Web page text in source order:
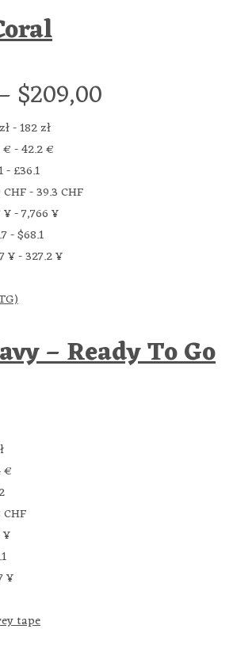
$209,00
-182 zł
€-42.2 €
-£36.1
CHF-39.3 CHF
¥-7,766 ¥
-$68.1
¥-327.2 ¥
– Ready To Go
€
CHF
¥
¥